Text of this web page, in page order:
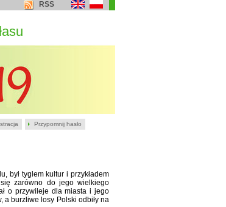
Przypomnij hasło
RSS
był tyglem kultur i przykładem
się zarówno do jego wielkiego
o przywileje dla miasta i jego
a burzliwe losy Polski odbiły na